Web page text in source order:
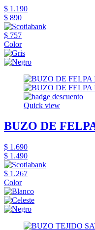
$ 1.190
$ 890
$ 757
Color
Quick view
BUZO DE
$ 1.690
$ 1.490
$ 1.267
Color